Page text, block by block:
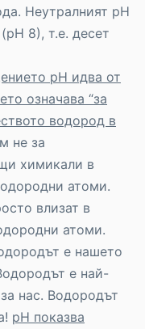
Неутралният рН
8), т.е. десет
рН идва от
означава “за
водород в
не за
химикали в
атоми.
влизат в
атоми.
е нашето
е най-
нас. Водородът
рН показва